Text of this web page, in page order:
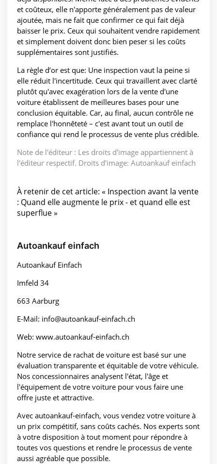
et coûteux, elle n'apporte généralement pas de valeur
ajoutée, mais ne fait que confirmer ce qui fait déjà
baisser le prix. Ceux qui souhaitent vendre rapidement
et simplement doivent donc bien peser si les coûts
supplémentaires sont justifiés.
La règle d’or est que: Une inspection vaut la peine si
elle réduit l'incertitude. Ceux qui travaillent avec clarté
plutôt qu'avec exagération lors de la vente d'une
voiture établissent de meilleures bases pour une
conclusion équitable. Car, au final, aucun contrôle ne
remplace l'honnêteté – c'est avant tout un outil de
confiance qui rend le processus de vente plus crédible.
Note de l'éditeur : Les droits d'image appartiennent à
l'éditeur respectif. Droits d'image: Autoankauf einfach
À retenir de cet article: « Inspection avant la vente
: Quand elle augmente le prix - et quand elle est
superflue »
Autoankauf einfach
Autoankauf Einfach
Imfeld 34
663 Aarburg
E-Mail: info@autoankauf-einfach.ch
Web: www.autoankauf-einfach.ch
Notre service de rachat de voiture est basé sur une
évaluation transparente et équitable de votre véhicule.
Nos concessionnaires analysent l'état, l'âge et
l'équipement de votre voiture pour vous faire une
offre juste et attractive.
Avec autoankauf-einfach, vous vendez votre voiture à
un prix compétitif, sans coûts cachés. Nos experts sont
à votre disposition à tout moment pour répondre à
toutes vos questions et rendre le processus de vente
aussi agréable que possible.